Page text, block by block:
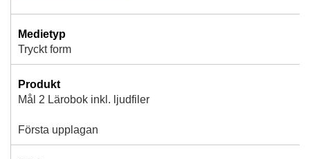
Medietyp
Tryckt form
Produkt
Mål 2 Lärobok inkl. ljudfiler
Första upplagan